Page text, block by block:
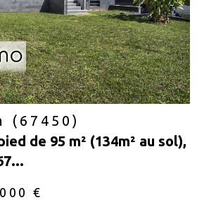
(67450)
de 95 m² (134m² au sol),
€